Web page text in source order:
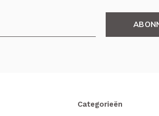
Categorieën